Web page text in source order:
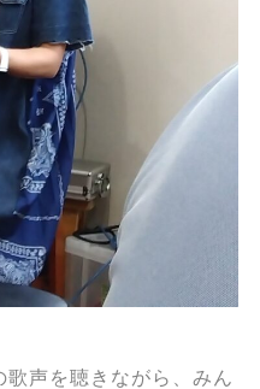
声を聴きながら、みん